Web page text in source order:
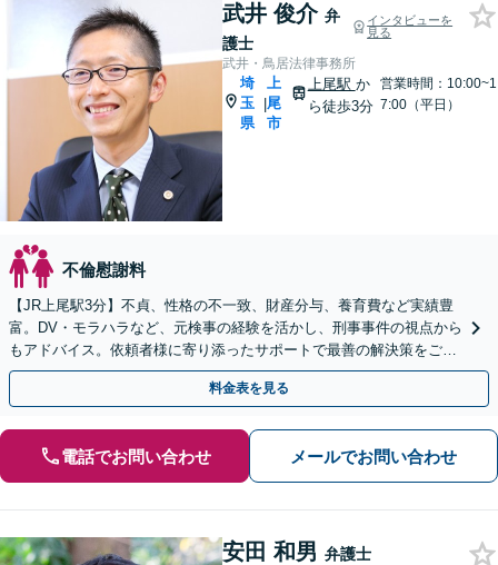
武井 俊介 弁
護士
インタビューを
見る
武井・鳥居法律事務所
埼
玉
県
|
上
尾
市
上尾駅 か
ら徒歩3分
営業時間：10:00~1
7:00（平日）
不倫慰謝料
【JR上尾駅3分】不貞、性格の不一致、財産分与、養育費など実績豊
富。DV・モラハラなど、元検事の経験を活かし、刑事事件の視点から
もアドバイス。依頼者様に寄り添ったサポートで最善の解決策をご提
案いたします【初回面談30分無料】
料金表を見る
電話でお問い合わせ メールでお問い合わせ
安田 和男 弁護士